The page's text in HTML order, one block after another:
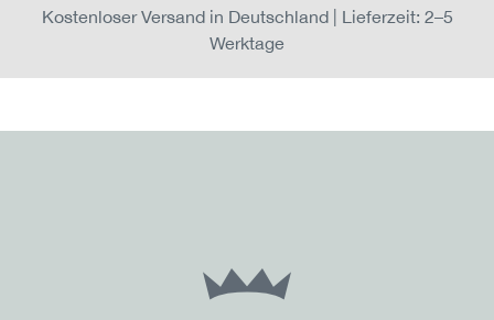
Kostenloser Versand in Deutschland | Lieferzeit: 2–5
Werktage